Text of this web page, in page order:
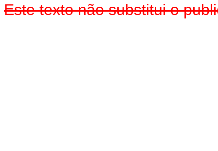
Este texto não substitui o